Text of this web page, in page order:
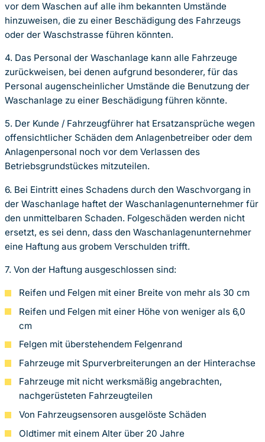
vor dem Waschen auf alle ihm bekannten Umstände
hinzuweisen, die zu einer Beschädigung des Fahrzeugs
oder der Waschstrasse führen könnten.
4. Das Personal der Waschanlage kann alle Fahrzeuge
zurückweisen, bei denen aufgrund besonderer, für das
Personal augenscheinlicher Umstände die Benutzung der
Waschanlage zu einer Beschädigung führen könnte.
5. Der Kunde / Fahrzeugführer hat Ersatzansprüche wegen
offensichtlicher Schäden dem Anlagenbetreiber oder dem
Anlagenpersonal noch vor dem Verlassen des
Betriebsgrundstückes mitzuteilen.
6. Bei Eintritt eines Schadens durch den Waschvorgang in
der Waschanlage haftet der Waschanlagenunternehmer für
den unmittelbaren Schaden. Folgeschäden werden nicht
ersetzt, es sei denn, dass den Waschanlagenunternehmer
eine Haftung aus grobem Verschulden trifft.
7. Von der Haftung ausgeschlossen sind:
Reifen und Felgen mit einer Breite von mehr als 30 cm
Reifen und Felgen mit einer Höhe von weniger als 6,0
cm
Felgen mit überstehendem Felgenrand
Fahrzeuge mit Spurverbreiterungen an der Hinterachse
Fahrzeuge mit nicht werksmäßig angebrachten,
nachgerüsteten Fahrzeugteilen
Von Fahrzeugsensoren ausgelöste Schäden
Oldtimer mit einem Alter über 20 Jahre